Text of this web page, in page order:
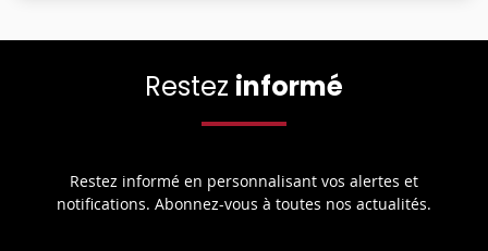
Restez informé
Restez informé en personnalisant vos alertes et
notifications. Abonnez-vous à toutes nos actualités.